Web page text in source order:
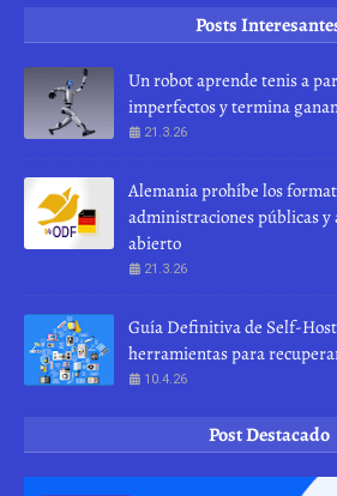
Posts
Un robot aprende tenis a
imperfectos y termina
21.3.26
Alemania prohíbe los
administraciones públicas y
abierto
21.3.26
Guía Definitiva de Self-
herramientas para
10.4.26
Post Destacado